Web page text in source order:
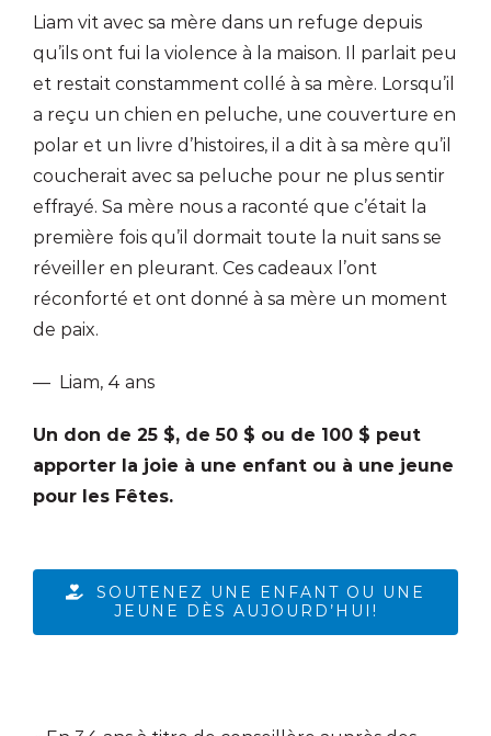
Liam vit avec sa mère dans un refuge depuis
qu’ils ont fui la violence à la maison. Il parlait peu
et restait constamment collé à sa mère. Lorsqu’il
a reçu un chien en peluche, une couverture en
polar et un livre d’histoires, il a dit à sa mère qu’il
coucherait avec sa peluche pour ne plus sentir
effrayé. Sa mère nous a raconté que c’était la
première fois qu’il dormait toute la nuit sans se
réveiller en pleurant. Ces cadeaux l’ont
réconforté et ont donné à sa mère un moment
de paix.
— Liam, 4 ans
Un don de 25 $, de 50 $ ou de 100 $ peut
apporter la joie à une enfant ou à une jeune
pour les Fêtes.
SOUTENEZ UNE ENFANT OU UNE
JEUNE DÈS AUJOURD’HUI!